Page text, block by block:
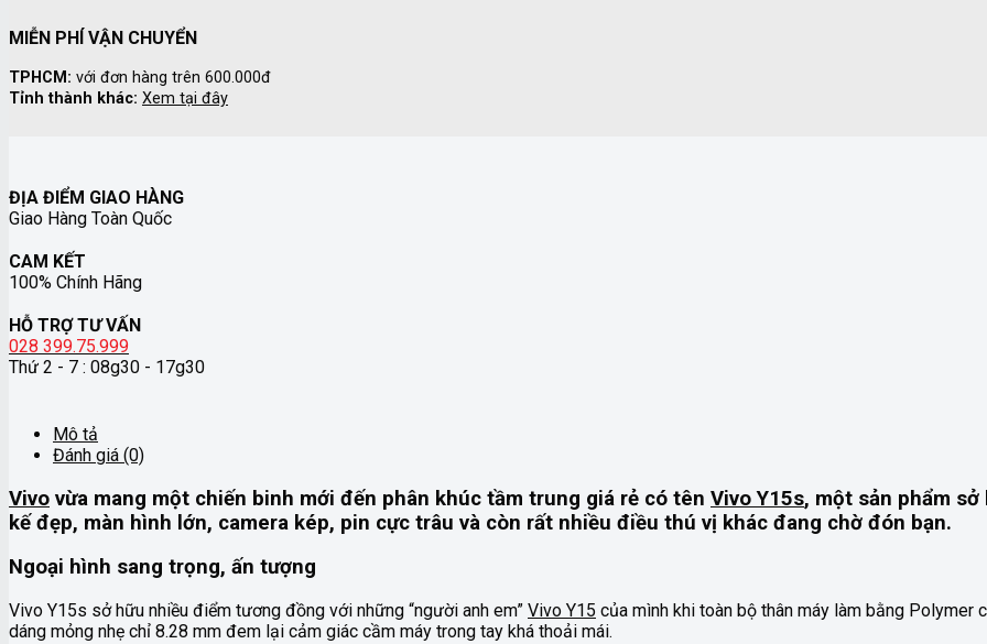
MIỄN PHÍ VẬN CHUYỂN
TPHCM: với đơn hàng trên 600.000đ
Tỉnh thành khác: Xem tại đây
ĐỊA ĐIỂM GIAO HÀNG
Giao Hàng Toàn Quốc
CAM KẾT
100% Chính Hãng
HỖ TRỢ TƯ VẤN
028 399.75.999
Thứ 2 - 7 : 08g30 - 17g30
Mô tả
Đánh giá (0)
Vivo vừa mang một chiến binh mới đến phân khúc tầm trung giá rẻ có tên Vivo Y15s, một sản phẩm
kế đẹp, màn hình lớn, camera kép, pin cực trâu và còn rất nhiều điều thú vị khác đang chờ đón bạn.
Ngoại hình sang trọng, ấn tượng
Vivo Y15s sở hữu nhiều điểm tương đồng với những “người anh em” Vivo Y15 của mình khi toàn bộ thân máy làm bằng Polymer
dáng mỏng nhẹ chỉ 8.28 mm đem lại cảm giác cầm máy trong tay khá thoải mái.